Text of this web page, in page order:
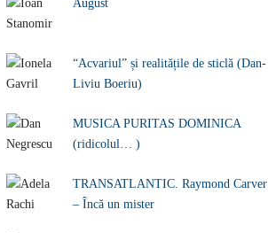
August
“Acvariul” și realitățile de sticlă (Dan-
Liviu Boeriu)
MUSICA PURITAS DOMINICA
(ridicolul… )
TRANSATLANTIC. Raymond Carver
– Încă un mister